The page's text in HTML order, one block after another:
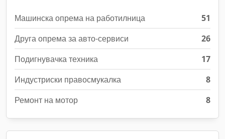
Машинска опрема на работилница
51
Друга опрема за авто-сервиси
26
Подигнувачка техника
17
Индустриски правосмукалка
8
Ремонт на мотор
8